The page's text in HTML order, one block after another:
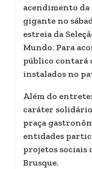
acendimento
gigante no
estreia da
Mundo. Para
público contará
instalados no
Além do
caráter
praça
entidades
projetos sociais
Brusque.